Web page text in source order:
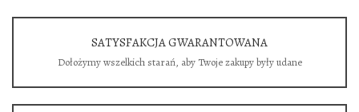
SATYSFAKCJA GWARANTOWANA
Dołożymy wszelkich starań, aby Twoje zakupy były udane